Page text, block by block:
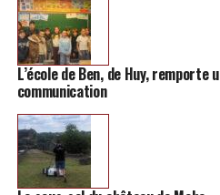
Le départ se fera à l’église
prévoir de bonnes chaussures
L’école de Ben, de Huy, remporte
communication